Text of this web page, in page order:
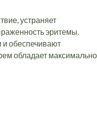
устраняет
эритемы.
обеспечивают
обладает максимально